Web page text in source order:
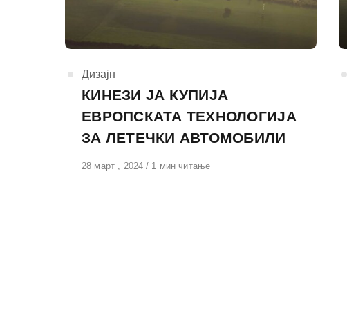
КАтегорија
Дизајн
КИНЕЗИ ЈА КУПИЈА
ЕВРОПСКАТА ТЕХНОЛОГИЈА
ЗА ЛЕТЕЧКИ АВТОМОБИЛИ
Објавено
28 март , 2024 1 мин читање